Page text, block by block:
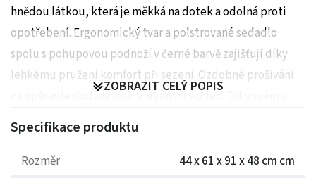
hnědou látkou, která je měkká na dotek a odolná proti
opotřebení. Ergonomický tvar a polstrované sedadlo
spolu s pohupovou podnoží v černé barvě zajišťují díky
lehkému pružení komfort při sezení. Ozdobné prošívání
na opěradle dodává židli elegantní vzhled. Díky svému
elegantnímu designu a neutrální hnědé barvě je tato židle
vhodná do různých interiérů.
ZOBRAZIT CELÝ POPIS
Specifikace produktu
Rozměr
44 x 61 x 91 x 48 cm cm